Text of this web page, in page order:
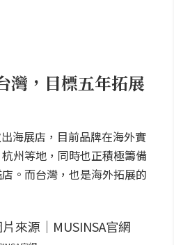
灣，目標五年拓展
海展店，目前品牌在海外實
州等地，同時也正積極籌備
。而台灣，也是海外拓展的